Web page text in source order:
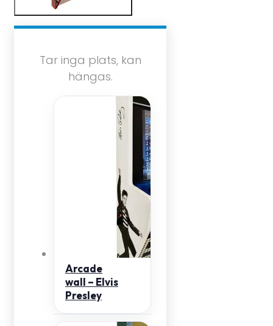
Tar inga plats, kan
hängas.
Arcade
wall – Elvis
Presley